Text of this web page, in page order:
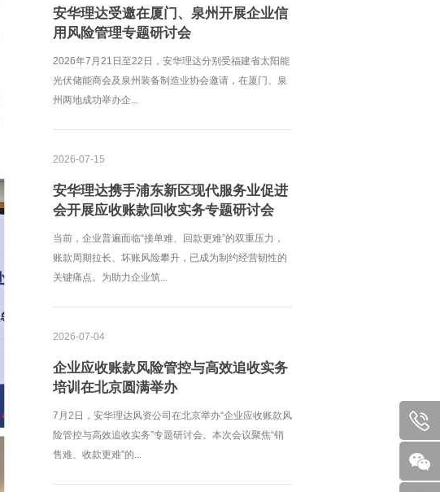
安华理达受邀在厦门、泉州开展企业信
用风险管理专题研讨会
2026年7月21日至22日，安华理达分别受福建省太阳能
光伏储能商会及泉州装备制造业协会邀请，在厦门、泉
州两地成功举办企...
2026-07-15
安华理达携手浦东新区现代服务业促进
会开展应收账款回收实务专题研讨会
当前，企业普遍面临“接单难、回款更难”的双重压力，
账款周期拉长、坏账风险攀升，已成为制约经营韧性的
关键痛点。为助力企业筑...
2026-07-04
企业应收账款风险管控与高效追收实务
培训在北京圆满举办
7月2日，安华理达风资公司在北京举办“企业应收账款风
险管控与高效追收实务”专题研讨会。本次会议聚焦“销
售难、收款更难”的...